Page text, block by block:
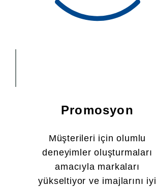
Promosyon
Müşterileri için olumlu
deneyimler oluşturmaları
amacıyla markaları
yükseltiyor ve imajlarını iyi